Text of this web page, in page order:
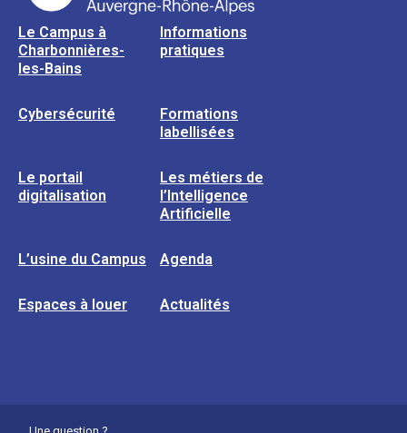
Le Campus à
Charbonnières-
les-Bains
Informations
pratiques
Cybersécurité
Formations
labellisées
Le portail
digitalisation
Les métiers de
l’Intelligence
Artificielle
L’usine du Campus Agenda
Espaces à louer Actualités